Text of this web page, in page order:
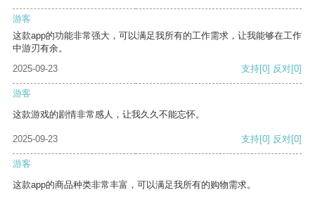
游客
这款app的功能非常强大，可以满足我所有的工作需求，让我能够在工作
中游刃有余。
2025-09-23
支持[0] 反对[0]
游客
这款游戏的剧情非常感人，让我久久不能忘怀。
2025-09-23 支持[0] 反对[0]
游客
这款app的商品种类非常丰富，可以满足我所有的购物需求。